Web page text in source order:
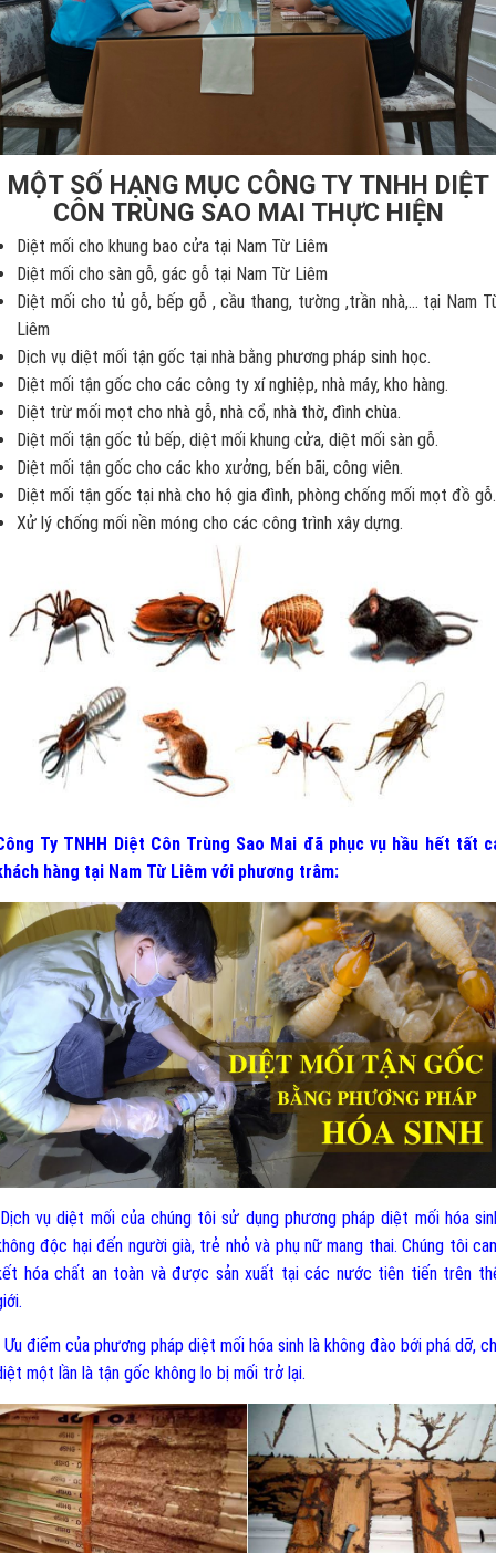
MỘT SỐ HẠNG MỤC CÔNG TY TNHH DIỆT
CÔN TRÙNG SAO MAI THỰC HIỆN
Diệt mối cho khung bao cửa tại Nam Từ Liêm
Diệt mối cho sàn gỗ, gác gỗ tại Nam Từ Liêm
Diệt mối cho tủ gỗ, bếp gỗ , cầu thang, tường ,trần nhà,... tại Nam
Liêm
Dịch vụ diệt mối tận gốc tại nhà bằng phương pháp sinh học.
Diệt mối tận gốc cho các công ty xí nghiệp, nhà máy, kho hàng.
Diệt trừ mối mọt cho nhà gỗ, nhà cổ, nhà thờ, đình chùa.
Diệt mối tận gốc tủ bếp, diệt mối khung cửa, diệt mối sàn gỗ.
Diệt mối tận gốc cho các kho xưởng, bến bãi, công viên.
Diệt mối tận gốc tại nhà cho hộ gia đình, phòng chống mối mọt đồ gỗ.
Xử lý chống mối nền móng cho các công trình xây dựng.
Ty TNHH Diệt Côn Trùng Sao Mai đã phục vụ hầu hết tất
hàng tại Nam Từ Liêm với phương trâm:
vụ diệt mối của chúng tôi sử dụng phương pháp diệt mối hóa
độc hại đến người già, trẻ nhỏ và phụ nữ mang thai. Chúng tôi
hóa chất an toàn và được sản xuất tại các nước tiên tiến trên
Ưu điểm của phương pháp diệt mối hóa sinh là không đào bới phá dỡ,
một lần là tận gốc không lo bị mối trở lại.